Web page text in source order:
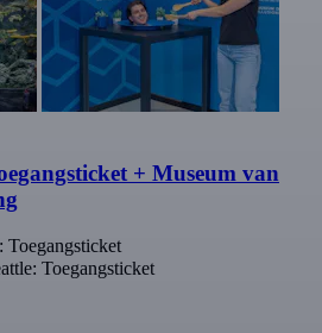
+ Museum van
Toegangsticket
Toegangsticket